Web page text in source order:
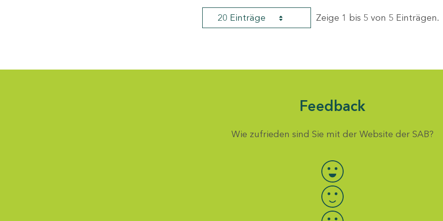
20 Einträge Zeige 1 bis 5 von 5 Einträgen.
Feedback
Wie zufrieden sind Sie mit der Website der SAB?
Bewertung auswählen